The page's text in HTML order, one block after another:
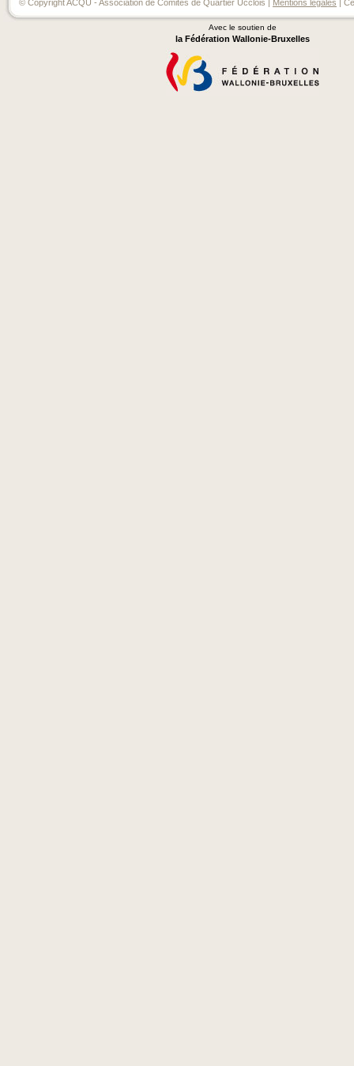
© Copyright ACQU - Association de Comités de Quartier Ucclois | Mentions légales |
Avec le soutien de
la Fédération Wallonie-Bruxelles